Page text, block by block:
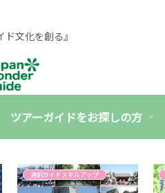
ド文化を創る』
ツアーガイドをお探しの方
通訳ガイドスキルアップ